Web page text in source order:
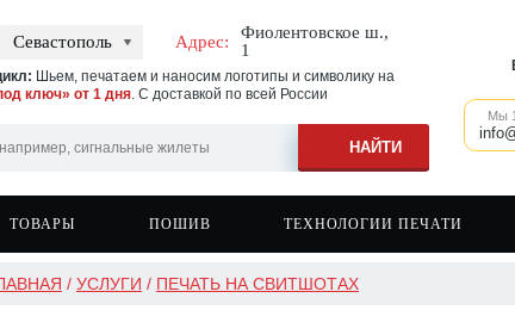
Севастополь Адрес:
Фиолентовское ш.,
1
Шьем, печатаем и наносим логотипы и символику на
ключ» от 1 дня. С доставкой по всей России
Мы
Швейное производство
ветровках
Печать на сигнальных жилетах
ТОВАРЫ
Бейсболки
ПОШИВ ТЕХНОЛОГИИ ПЕЧАТИ
/ УСЛУГИ / ПЕЧАТЬ НА СВИТШОТАХ